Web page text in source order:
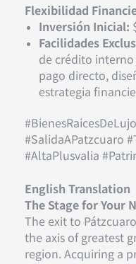
Flexibilidad
Inversión Inicial:
Facilidades
de crédito
pago directo,
estrategia
#SalidaAPatzcuaro
#AltaPlusvalia
English Translation
The Stage for Your
The exit to
the axis of greatest
region. Acquiring a